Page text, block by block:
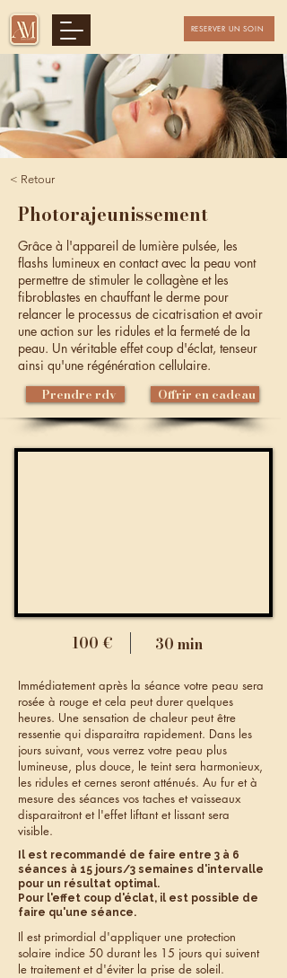
RESERVER UN SOIN
< Retour
Photorajeunissement
Grâce à l'appareil de lumière pulsée, les
flashs lumineux en contact avec la peau vont
permettre de stimuler le collagène et les
fibroblastes en chauffant le derme pour
relancer le processus de cicatrisation et avoir
une action sur les ridules et la fermeté de la
peau. Un véritable effet coup d'éclat, tenseur
ainsi qu'une régénération cellulaire.
Prendre rdv Offrir en cadeau
100 € 30 min
Immédiatement après la séance votre peau sera
rosée à rouge et cela peut durer quelques
heures. Une sensation de chaleur peut être
ressentie qui disparaitra rapidement. Dans les
jours suivant, vous verrez votre peau plus
lumineuse, plus douce, le teint sera harmonieux,
les ridules et cernes seront atténués. Au fur et à
mesure des séances vos taches et vaisseaux
disparaitront et l'effet liftant et lissant sera
visible.
Il est recommandé de faire entre 3 à 6
séances à 15 jours/3 semaines d'intervalle
pour un résultat optimal.
Pour l'effet coup d'éclat, il est possible de
faire qu'une séance.
Il est primordial d'appliquer une protection
solaire indice 50 durant les 15 jours qui suivent
le traitement et d'éviter la prise de soleil.